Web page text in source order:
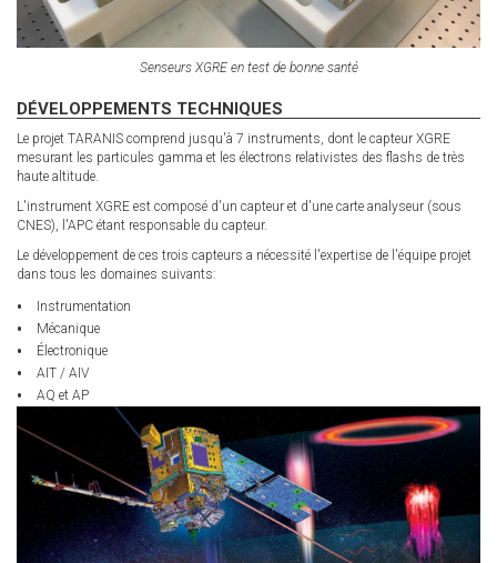
Senseurs XGRE en test de bonne santé
DÉVELOPPEMENTS TECHNIQUES
Le projet TARANIS comprend jusqu'à 7 instruments, dont le capteur XGRE
mesurant les particules gamma et les électrons relativistes des flashs de très
haute altitude.
L'instrument XGRE est composé d'un capteur et d'une carte analyseur (sous
CNES), l'APC étant responsable du capteur.
Le développement de ces trois capteurs a nécessité l'expertise de l'équipe projet
dans tous les domaines suivants:
Instrumentation
Mécanique
Électronique
AIT / AIV
AQ et AP